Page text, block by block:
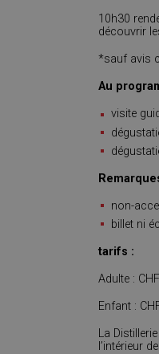
10h30
découvrir
*sauf avis
Au
visite
non-
billet ni
tarifs :
Adulte :
Enfant :
La
l’intérieur